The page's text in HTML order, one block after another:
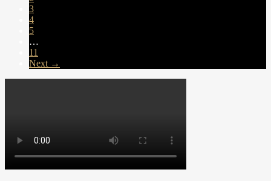
3
4
5
…
11
Next →